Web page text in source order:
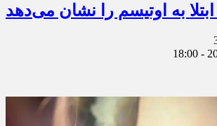
به اوتیسم را نشان می‌دهد